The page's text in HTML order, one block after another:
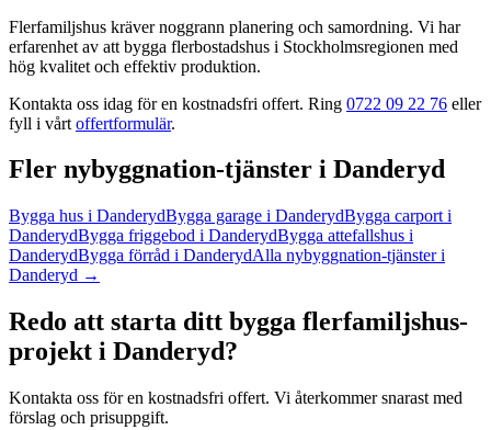
Flerfamiljshus kräver noggrann planering och samordning. Vi har
erfarenhet av att bygga flerbostadshus i Stockholmsregionen med
hög kvalitet och effektiv produktion.
Kontakta oss idag för en kostnadsfri offert. Ring 0722 09 22 76 eller
fyll i vårt offertformulär.
Fler nybyggnation-tjänster i Danderyd
Bygga hus i DanderydBygga garage i DanderydBygga carport i
DanderydBygga friggebod i DanderydBygga attefallshus i
DanderydBygga förråd i DanderydAlla nybyggnation-tjänsteri
Danderyd →
Redo att starta ditt bygga flerfamiljshus-
projekt i Danderyd?
Kontakta oss för en kostnadsfri offert. Vi återkommer snarast med
förslag och prisuppgift.